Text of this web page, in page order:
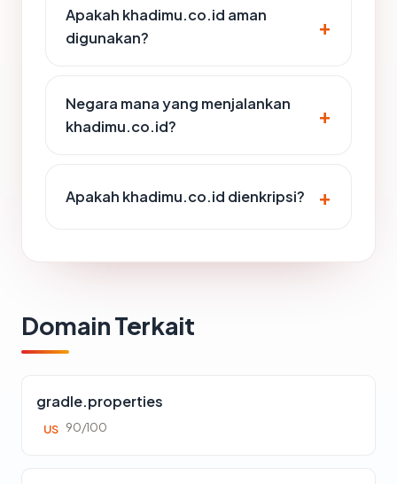
Apakah khadimu.co.id aman
digunakan?
Negara mana yang menjalankan
khadimu.co.id?
Apakah khadimu.co.id dienkripsi?
Domain Terkait
gradle.properties
US 90/100